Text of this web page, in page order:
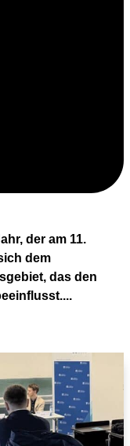
der am 11.
dem
das den